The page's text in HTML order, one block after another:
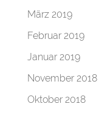
März 2019
Februar 2019
Januar 2019
November 2018
Oktober 2018